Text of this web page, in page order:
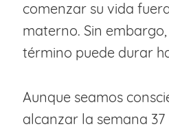
comenzar su vida
materno. Sin
término puede durar
Aunque seamos
alcanzar la semana